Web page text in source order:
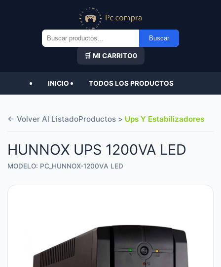
Buscar
por:
Buscar
🛒 MI CARRITO0
INICIO TODOS LOS PRODUCTOS
← Volver Al ListadoProductos > Ups Y Estabilizadores
HUNNOX UPS 1200VA LED
MODELO: PC_HUNNOX-1200VA LED